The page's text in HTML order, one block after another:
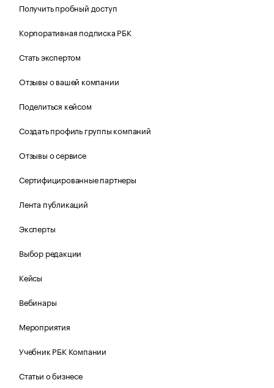
Получить пробный доступ
Корпоративная подписка РБК
Стать экспертом
Отзывы о вашей компании
Поделиться кейсом
Создать профиль группы компаний
Отзывы о сервисе
Сертифицированные партнеры
Лента публикаций
Эксперты
Выбор редакции
Кейсы
Вебинары
Мероприятия
Учебник РБК Компании
Статьи о бизнесе